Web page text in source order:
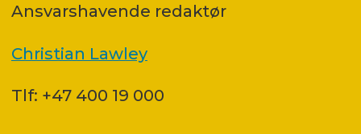
Ansvars­havende redaktør
Christian Lawley
Tlf: +47 400 19 000